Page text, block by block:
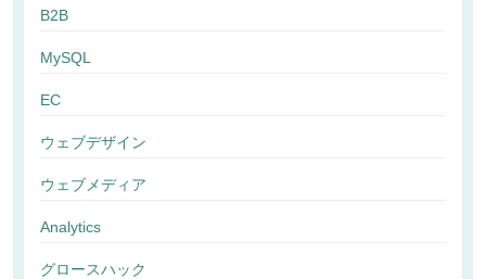
B2B
MySQL
EC
ウェブデザイン
ウェブメディア
Analytics
グロースハック